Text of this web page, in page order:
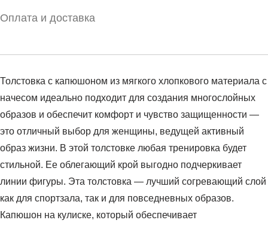
Оплата и доставка
Толстовка с капюшоном из мягкого хлопкового материала с
начесом идеально подходит для создания многослойных
образов и обеспечит комфорт и чувство защищенности —
это отличный выбор для женщины, ведущей активный
образ жизни. В этой толстовке любая тренировка будет
стильной. Ее облегающий крой выгодно подчеркивает
линии фигуры. Эта толстовка — лучший согревающий слой
как для спортзала, так и для повседневных образов.
Капюшон на кулиске, который обеспечивает